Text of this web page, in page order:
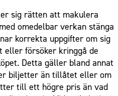
sig rätten att makulera
omedelbar verkan stänga
korrekta uppgifter om sig
försöker kringgå de
Detta gäller bland annat
biljetter än tillåtet eller om
till ett högre pris än vad